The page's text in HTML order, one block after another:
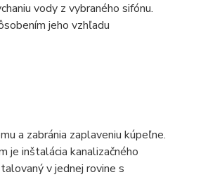
vody z vybraného sifónu.
jeho vzhľadu
a zabránia zaplaveniu kúpeľne.
je inštalácia kanalizačného
v jednej rovine s